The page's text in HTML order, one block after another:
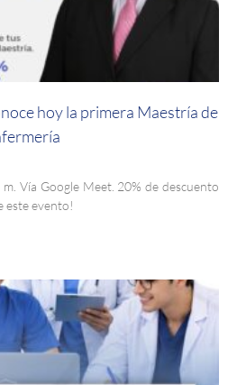
hoy la primera Maestría de
Vía Google Meet. 20% de descuento
este evento!